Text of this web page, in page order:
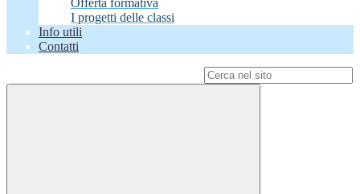
Offerta formativa
I progetti delle classi
Info utili
Contatti